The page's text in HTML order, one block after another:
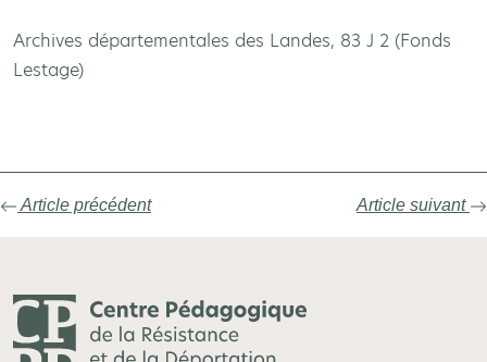
Archives départementales des Landes, 83 J 2 (Fonds
Lestage)
Article précédent Article suivant